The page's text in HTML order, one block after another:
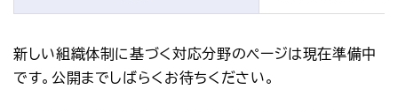
新しい組織体制に基づく対応分野のページは現在準備中
です。公開までしばらくお待ちください。